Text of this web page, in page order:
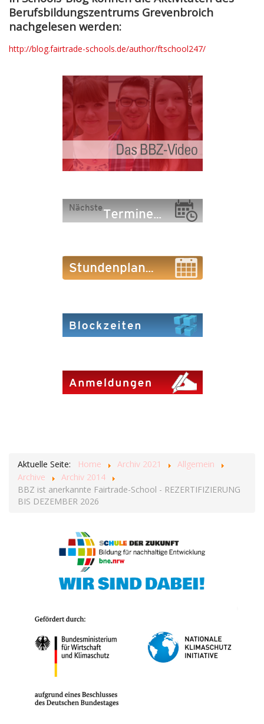
Berufsbildungszentrums Grevenbroich
nachgelesen werden:
http://blog.fairtrade-schools.de/author/ftschool247/
Aktuelle Seite: Home Archiv 2021
Allgemein
Archive
Archiv 2014
BBZ ist anerkannte Fairtrade-School - REZERTIFIZIERUNG
BIS DEZEMBER 2026